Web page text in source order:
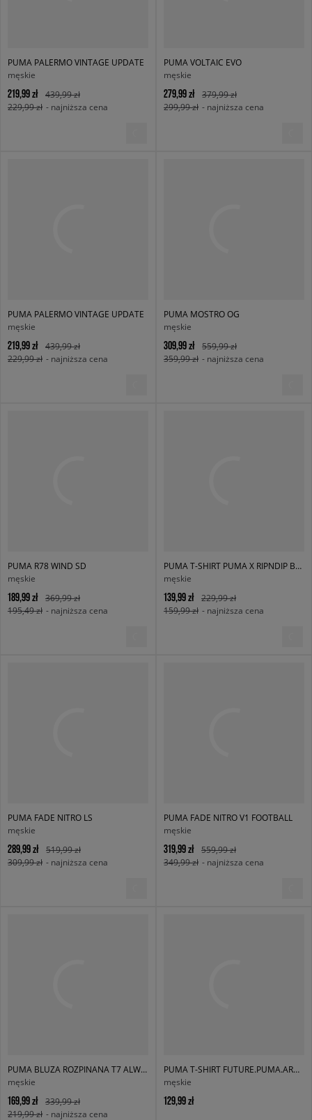
PUMA PALERMO VINTAGE UPDATE
męskie
219,99 zł
439,99 zł
229,99 zł - najniższa cena
PUMA VOLTAIC EVO
męskie
279,99 zł
379,99 zł
299,99 zł - najniższa cena
PUMA PALERMO VINTAGE UPDATE
męskie
219,99 zł
439,99 zł
229,99 zł - najniższa cena
PUMA MOSTRO OG
męskie
309,99 zł
559,99 zł
359,99 zł - najniższa cena
PUMA R78 WIND SD
męskie
189,99 zł
369,99 zł
195,49 zł - najniższa cena
PUMA T-SHIRT PUMA X RIPNDIP BOXY GRAPHIC TEE
męskie
139,99 zł
229,99 zł
159,99 zł - najniższa cena
PUMA FADE NITRO LS
męskie
289,99 zł
519,99 zł
309,99 zł - najniższa cena
PUMA FADE NITRO V1 FOOTBALL
męskie
319,99 zł
559,99 zł
349,99 zł - najniższa cena
PUMA BLUZA ROZPINANA T7 ALWAYS ON TRACK JACKET DK
męskie
169,99 zł
339,99 zł
219,99 zł - najniższa cena
PUMA T-SHIRT FUTURE.PUMA.ARCHIVE RELAXED FOOTBALL JERSEY
męskie
129,99 zł